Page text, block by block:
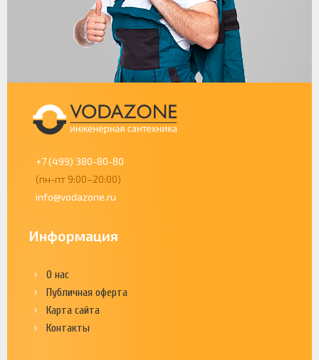
+7 (499) 380-80-80
(пн-пт 9:00–20:00)
info@vodazone.ru
Информация
О нас
Публичная оферта
Карта сайта
Контакты